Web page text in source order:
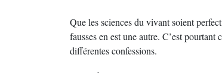
Que les sciences du vivant soient
fausses en est une autre. C’est
différentes confessions.